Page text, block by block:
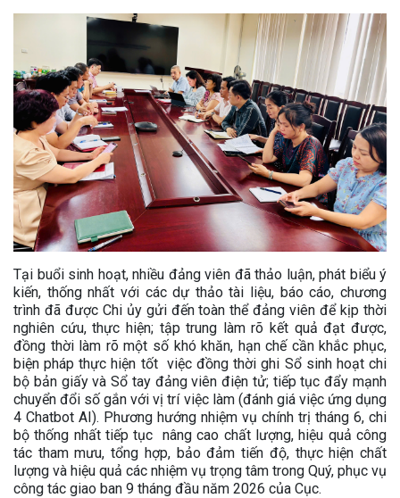
Tại buổi sinh hoạt, nhiều đảng viên đã thảo luận, phát biểu ý
kiến, thống nhất với các dự thảo tài liệu, báo cáo, chương
trình đã được Chi ủy gửi đến toàn thể đảng viên để kịp thời
nghiên cứu, thực hiện; tập trung làm rõ kết quả đạt được,
đồng thời làm rõ một số khó khăn, hạn chế cần khắc phục,
biện pháp thực hiện tốt việc đồng thời ghi Sổ sinh hoạt chi
bộ bản giấy và Sổ tay đảng viên điện tử; tiếp tục đẩy mạnh
chuyển đổi số gắn với vị trí việc làm (đánh giá việc ứng dụng
4 Chatbot AI). Phương hướng nhiệm vụ chính trị tháng 6, chi
bộ thống nhất tiếp tục nâng cao chất lượng, hiệu quả công
tác tham mưu, tổng hợp, bảo đảm tiến độ, thực hiện chất
lượng và hiệu quả các nhiệm vụ trọng tâm trong Quý, phục vụ
công tác giao ban 9 tháng đầu năm 2026 của Cục.